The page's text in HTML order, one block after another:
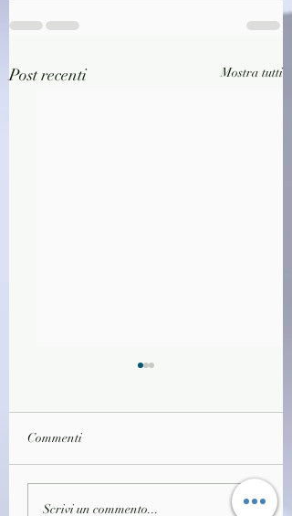
Post recenti Mostra tutti
(R0966)Il diario segreto -
Commenti
Scrivi un commento...